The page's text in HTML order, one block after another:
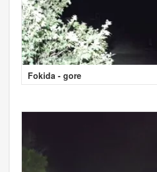
Fokida - gore